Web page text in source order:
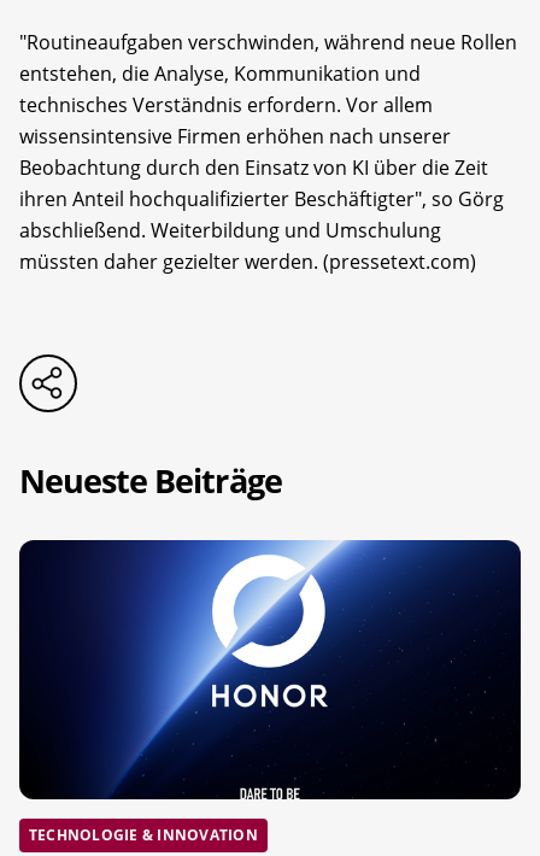
"Routineaufgaben verschwinden, während neue Rollen
entstehen, die Analyse, Kommunikation und
technisches Verständnis erfordern. Vor allem
wissensintensive Firmen erhöhen nach unserer
Beobachtung durch den Einsatz von KI über die Zeit
ihren Anteil hochqualifizierter Beschäftigter", so Görg
abschließend. Weiterbildung und Umschulung
müssten daher gezielter werden. (pressetext.com)
Neueste Beiträge
TECHNOLOGIE & INNOVATION